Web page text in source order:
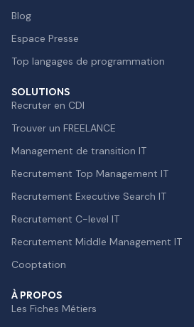
Blog
Espace Presse
Top langages de programmation
SOLUTIONS
Recruter en CDI
Trouver un FREELANCE
Management de transition IT
Recrutement Top Management IT
Recrutement Executive Search IT
Recrutement C-level IT
Recrutement Middle Management IT
Cooptation
À PROPOS
Les Fiches Métiers